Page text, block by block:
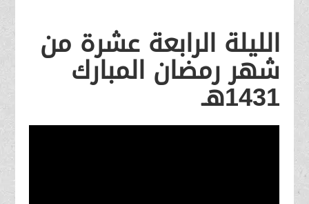
الليلة الرابعة عشرة من
شهر رمضان المبارك
1431هـ